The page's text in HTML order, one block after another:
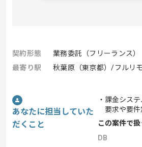
契約形態
業務委託（フリーランス）
最寄り駅
秋葉原（東京都）/フルリ
あなたに担当していた
だくこと
・課金シス
要求や要件
この案件で
DB